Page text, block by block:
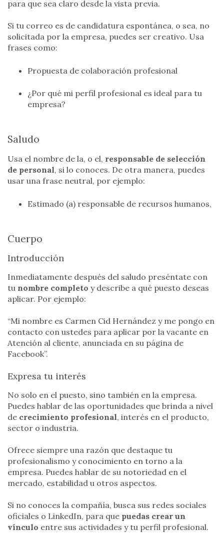
para que sea claro desde la vista previa.
Si tu correo es de candidatura espontánea, o sea, no
solicitada por la empresa, puedes ser creativo. Usa
frases como:
Propuesta de colaboración profesional
¿Por qué mi perfil profesional es ideal para tu
empresa?
Saludo
Usa el nombre de la, o el, responsable de selección
de personal, si lo conoces. De otra manera, puedes
usar una frase neutral, por ejemplo:
Estimado (a) responsable de recursos humanos,
Cuerpo
Introducción
Inmediatamente después del saludo preséntate con
tu nombre completo y describe a qué puesto deseas
aplicar. Por ejemplo:
“Mi nombre es Carmen Cid Hernández y me pongo en
contacto con ustedes para aplicar por la vacante en
Atención al cliente, anunciada en su página de
Facebook”.
Expresa tu interés
No solo en el puesto, sino también en la empresa.
Puedes hablar de las oportunidades que brinda a nivel
de crecimiento profesional, interés en el producto,
sector o industria.
Ofrece siempre una razón que destaque tu
profesionalismo y conocimiento en torno a la
empresa. Puedes hablar de su notoriedad en el
mercado, estabilidad u otros aspectos.
Si no conoces la compañía, busca sus redes sociales
oficiales o LinkedIn, para que puedas crear un
vínculo entre sus actividades y tu perfil profesional.